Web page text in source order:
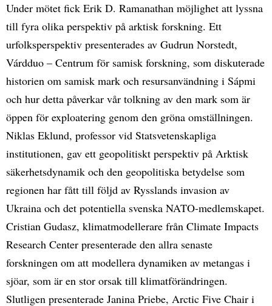
Under mötet fick Erik D. Ramanathan möjlighet att lyssna
till fyra olika perspektiv på arktisk forskning. Ett
urfolksperspektiv presenterades av Gudrun Norstedt,
Várdduo – Centrum för samisk forskning, som diskuterade
historien om samisk mark och resursanvändning i Sápmi
och hur detta påverkar vår tolkning av den mark som är
öppen för exploatering genom den gröna omställningen.
Niklas Eklund, professor vid Statsvetenskapliga
institutionen, gav ett geopolitiskt perspektiv på Arktisk
säkerhetsdynamik och den geopolitiska betydelse som
regionen har fått till följd av Rysslands invasion av
Ukraina och det potentiella svenska NATO-medlemskapet.
Cristian Gudasz, klimatmodellerare från Climate Impacts
Research Center presenterade den allra senaste
forskningen om att modellera dynamiken av metangas i
sjöar, som är en stor orsak till klimatförändringen.
Slutligen presenterade Janina Priebe, Arctic Five Chair i